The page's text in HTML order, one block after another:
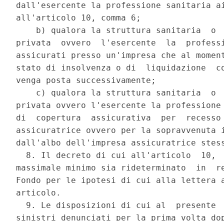
dall'esercente la professione sanitaria
all'articolo 10, comma 6;
b) qualora la struttura sanitaria  o
privata  ovvero  l'esercente  la
assicurati presso un'impresa che al
stato di insolvenza o di  liquidazione
venga posta successivamente;
c) qualora la struttura sanitaria  o
privata ovvero l'esercente la
di  copertura  assicurativa  per
assicuratrice ovvero per la sopravvenuta
dall'albo dell'impresa assicuratrice
8. Il decreto di cui all'articolo  10,
massimale minimo sia rideterminato  in
Fondo per le ipotesi di cui alla lettera
articolo.
9. Le disposizioni di cui al  presente
sinistri denunciati per la prima volta